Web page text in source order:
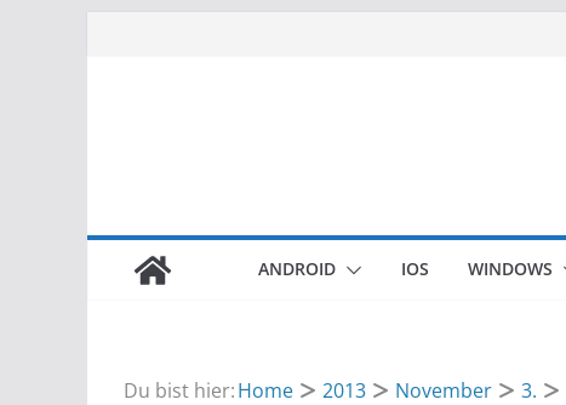
ANDROID IOS WINDOWS
Du bist hier:Home 2013 November 3.